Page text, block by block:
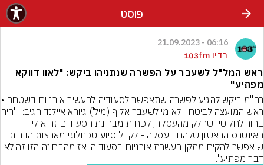
פוסט
06:16 - 21.09.2023
רדיו 103fm
ראש המל"ל לשעבר על הפשרה שנתניהו ביקש: "לאוו דווקא
מפתיע"
האינטרס הראשון שלהם בעסקה - לקבל סיוע טכנולוגי מארצות הברית
דבר מפתיע".